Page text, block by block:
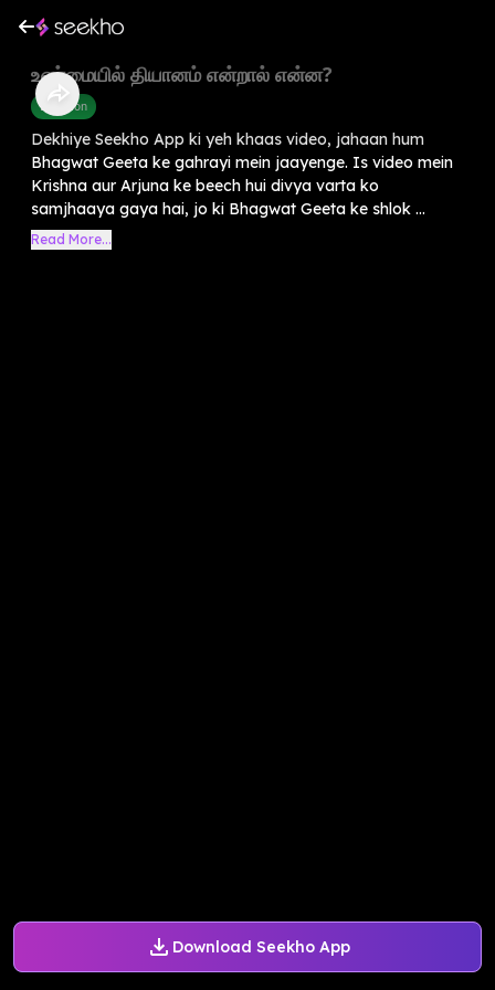
Download Seekho App
உண்மையில் தியானம் என்றால் என்ன?
Devotion
Dekhiye Seekho App ki yeh khaas video, jahaan hum
Bhagwat Geeta ke gahrayi mein jaayenge. Is video mein
Krishna aur Arjuna ke beech hui divya varta ko
samjhaaya gaya hai, jo ki Bhagwat Geeta ke shlok ...
Read More...